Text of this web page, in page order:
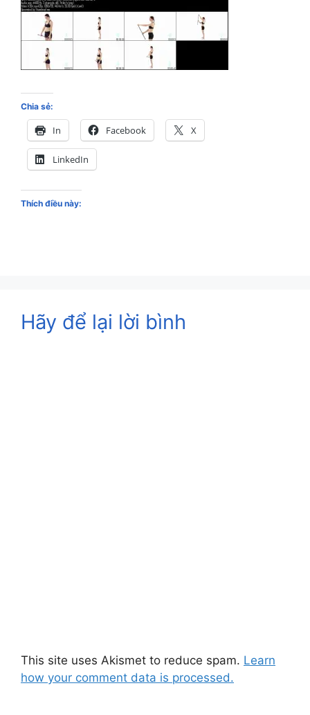
Chia sẻ:
In Facebook X
LinkedIn
Thích điều này:
Hãy để lại lời bình
This site uses Akismet to reduce spam. Learn
how your comment data is processed.